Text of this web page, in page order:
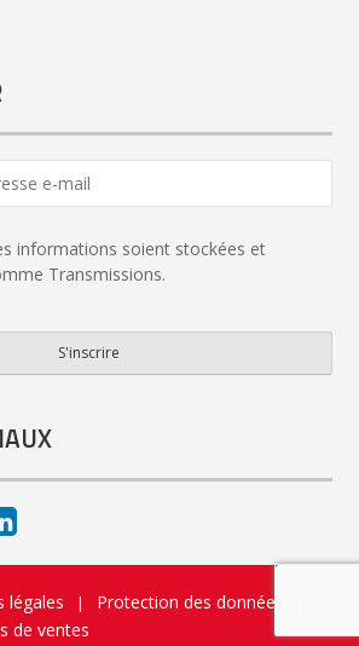
informations soient stockées et
Transmissions.
S'inscrire
légales | Protection des données
de ventes